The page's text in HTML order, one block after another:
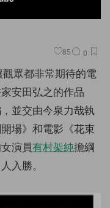
85 0
眾都非常期待的電
安田弘之的作品
並交由今泉力哉執
場》和電影《花束
演員有村架純擔綱
入勝。